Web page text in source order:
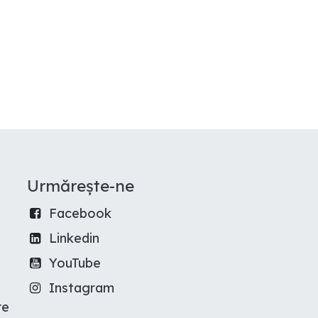
Urmărește-ne
Facebook
Linkedin
YouTube
Instagram